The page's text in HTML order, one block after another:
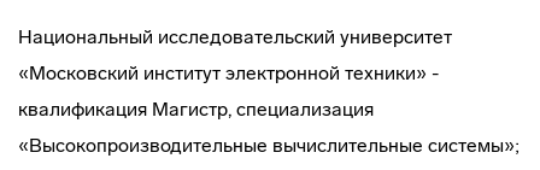
Национальный исследовательский университет
«Московский институт электронной техники» -
квалификация Магистр, специализация
«Высокопроизводительные вычислительные системы»;